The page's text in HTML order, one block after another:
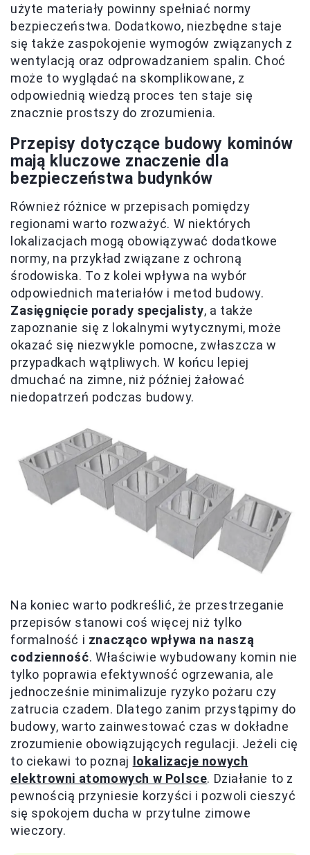
użyte materiały powinny spełniać normy
bezpieczeństwa. Dodatkowo, niezbędne staje
się także zaspokojenie wymogów związanych z
wentylacją oraz odprowadzaniem spalin. Choć
może to wyglądać na skomplikowane, z
odpowiednią wiedzą proces ten staje się
znacznie prostszy do zrozumienia.
Przepisy dotyczące budowy kominów
mają kluczowe znaczenie dla
bezpieczeństwa budynków
Również różnice w przepisach pomiędzy
regionami warto rozważyć. W niektórych
lokalizacjach mogą obowiązywać dodatkowe
normy, na przykład związane z ochroną
środowiska. To z kolei wpływa na wybór
odpowiednich materiałów i metod budowy.
Zasięgnięcie porady specjalisty, a także
zapoznanie się z lokalnymi wytycznymi, może
okazać się niezwykle pomocne, zwłaszcza w
przypadkach wątpliwych. W końcu lepiej
dmuchać na zimne, niż później żałować
niedopatrzeń podczas budowy.
Na koniec warto podkreślić, że przestrzeganie
przepisów stanowi coś więcej niż tylko
formalność i znacząco wpływa na naszą
codzienność. Właściwie wybudowany komin nie
tylko poprawia efektywność ogrzewania, ale
jednocześnie minimalizuje ryzyko pożaru czy
zatrucia czadem. Dlatego zanim przystąpimy do
budowy, warto zainwestować czas w dokładne
zrozumienie obowiązujących regulacji. Jeżeli cię
to ciekawi to poznaj
lokalizacje nowych
elektrowni atomowych w Polsce. Działanie to z
pewnością przyniesie korzyści i pozwoli cieszyć
się spokojem ducha w przytulne zimowe
wieczory.